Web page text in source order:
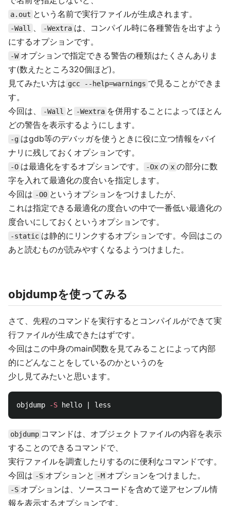
a.out という名前で実行ファイルが生成されます。
-Wall 、 -Wextra は、コンパイル時に各種警告を出すよう
にするオプションです。
-W オプションで指定できる警告の種類はたくさんありま
す(数えたところ320個ほど)。
見てみたい方は gcc --help=warnings で見ることができま
す。
今回は、
-Wall と -Wextra を併用することによってほとん
どの警告を表示するようにします。
-g はgdb等のデバッガを使うときに役に立つ情報をバイ
ナリに残しておくオプションです。
-O は最適化をするオプションです。 -Ox の x の部分に数
字を入れて最適化の度合いを指定します。
今回は -O0 というオプションをつけましたが、
これは指定できる最適化の度合いの中で一番低い最適化の
度合いにしておくというオプションです。
-static は静的にリンクするオプションです。今回はこの
あと読むものが読みやすくなるようつけました。
objdumpを使ってみる
さて、先程のコマンドを実行するとコンパイルができて実
行ファイルが生成できたはずです。
今回はこの中身のmain関数を見てみることによって内部
的にどんなことをしているのかというのを
少し見てみたいと思います。
objdump -S
objdump コマンドは、オブジェクトファイルの内容を表示
することのできるコマンドで、
実行ファイルを調査したりするのに便利なコマンドです。
今回は -S オプションと -M オプションをつけました。
-S オプションは、ソースコードを含めて逆アセンブル情
報を表示するオプションです。